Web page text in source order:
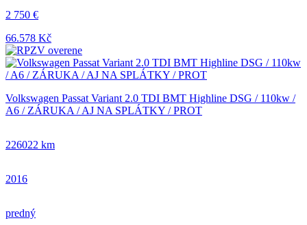
2 750 €
66.578 Kč
Volkswagen Passat Variant 2.0 TDI BMT Highline DSG / 110kw /
A6 / ZÁRUKA / AJ NA SPLÁTKY / PROT
226022 km
2016
predný